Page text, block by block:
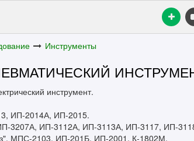
Инструменты
инструмент.
ИП-2014А, ИП-2015.
3207А, ИП-3112А, ИП-3113А, ИП-3117, ИП-
МПС-2103, ИП-201Б, ИП-2001, К-1802М.